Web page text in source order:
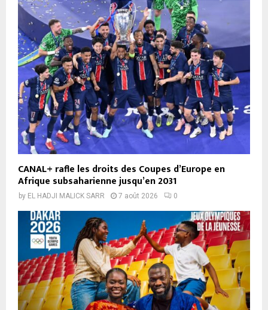
CANAL+ rafle les droits des Coupes d’Europe en
Afrique subsaharienne jusqu’en 2031
by EL HADJI MALICK SARR 7 août 2026 0